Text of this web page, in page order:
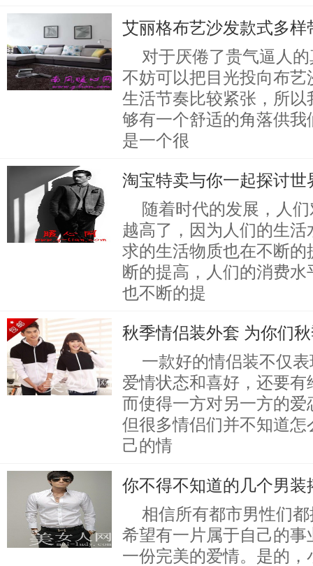
艾丽格布艺沙发款式多样
对于厌倦了贵气逼人
不妨可以把目光投向布
生活节奏比较紧张，所
够有一个舒适的角落供
是一个很
淘宝特卖与你一起探讨世
随着时代的发展，人
越高了，因为人们的生
求的生活物质也在不断
断的提高，人们的消费
也不断的提
秋季情侣装外套 为你们
一款好的情侣装不仅
爱情状态和喜好，还要
而使得一方对另一方的
但很多情侣们并不知道
己的情
你不得不知道的几个男装
相信所有都市男性们
希望有一片属于自己的
一份完美的爱情。是的